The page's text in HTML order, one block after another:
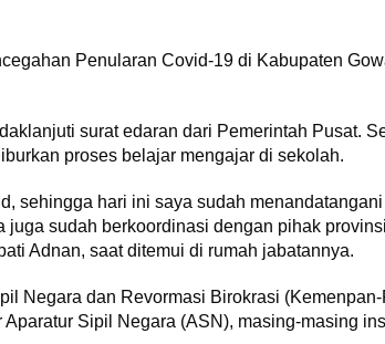
Penularan Covid-19 di Kabupaten
surat edaran dari Pemerintah Pusat.
proses belajar mengajar di sekolah.
sehingga hari ini saya sudah
sudah berkoordinasi dengan pihak
Adnan, saat ditemui di rumah jabatannya.
Negara dan Revormasi Birokrasi (Kemenpan-
Sipil Negara (ASN), masing-masing